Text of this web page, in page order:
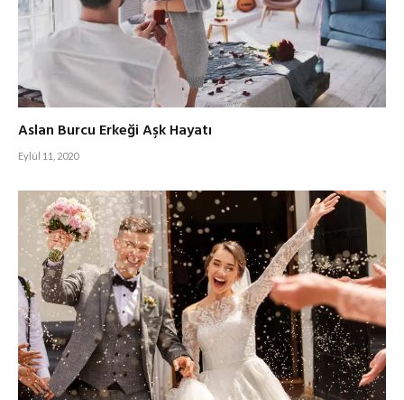
Aslan Burcu Erkeği Aşk Hayatı
Eylül 11, 2020